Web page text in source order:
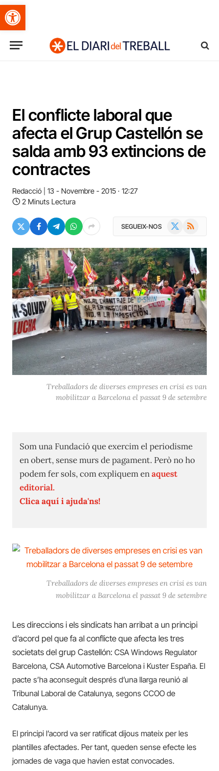
Obre la barra d'eines
El conflicte laboral que
afecta el Grup Castellón se
salda amb 93 extincions de
contractes
Redacció
13 - Novembre - 2015 · 12:27
2 Minuts Lectura
SEGUEIX-NOS RSS
Treballadors de diverses empreses en crisi es van
mobilitzar a Barcelona el passat 9 de setembre
Som una Fundació que exercim el periodisme
en obert, sense murs de pagament. Però no ho
podem fer sols, com expliquem enaquest
editorial.
Clica aquí i ajuda'ns!
Treballadors de diverses empreses en crisi es van
mobilitzar a Barcelona el passat 9 de setembre
Les direccions i els sindicats han arribat a un principi
d’acord pel que fa al conflicte que afecta les tres
societats del grup Castellón: CSA Windows Regulator
Barcelona, CSA Automotive Barcelona i Kuster España. El
pacte s’ha aconseguit després d’una llarga reunió al
Tribunal Laboral de Catalunya, segons CCOO de
Catalunya.
El principi l’acord va ser ratificat dijous mateix per les
plantilles afectades. Per tant, queden sense efecte les
jornades de vaga que havien estat convocades.